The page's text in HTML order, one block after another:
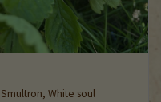
Smultron, White soul